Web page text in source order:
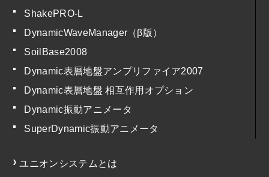
ShakePRO-L
DynamicWaveManager（β版）
SoilBase2008
Dynamic表層地盤アンプリファイア2007
Dynamic表層地盤 相互作用オプション
Dynamic振動アニメータ
SuperDynamic振動アニメータ
ユニオンシステムとは